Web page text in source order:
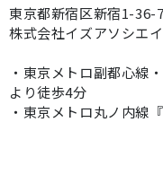
東京都新宿区新宿1-
株式会社イズアソシエ
・東京メトロ副都心線
より徒歩4分
・東京メトロ丸ノ内線